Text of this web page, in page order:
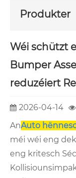
Produkter
Wéi schützt
Bumper
reduzéiert
2026-04-14
AnAuto
méi wéi eng
eng kritesch